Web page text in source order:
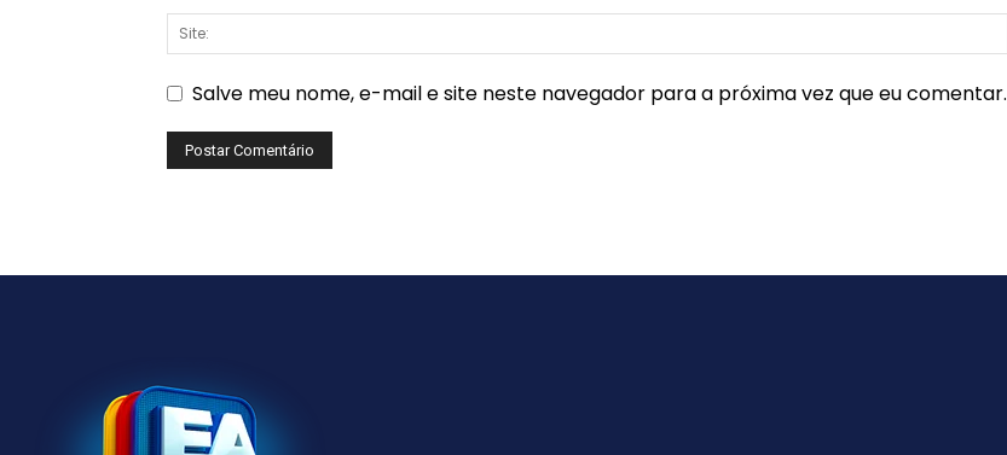
Salve meu nome, e-mail e site neste navegador para a próxima vez que eu comentar.